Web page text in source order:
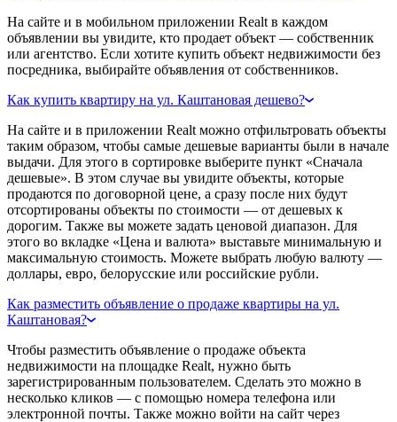
На сайте и в мобильном приложении Realt в каждом
объявлении вы увидите, кто продает объект — собственник
или агентство. Если хотите купить объект недвижимости без
посредника, выбирайте объявления от собственников.
Как купить квартиру на ул. Каштановая дешево?
На сайте и в приложении Realt можно отфильтровать объекты
таким образом, чтобы самые дешевые варианты были в начале
выдачи. Для этого в сортировке выберите пункт «Сначала
дешевые». В этом случае вы увидите объекты, которые
продаются по договорной цене, а сразу после них будут
отсортированы объекты по стоимости — от дешевых к
дорогим. Также вы можете задать ценовой диапазон. Для
этого во вкладке «Цена и валюта» выставьте минимальную и
максимальную стоимость. Можете выбрать любую валюту —
доллары, евро, белорусские или российские рубли.
Как разместить объявление о продаже квартиры на ул.
Каштановая?
Чтобы разместить объявление о продаже объекта
недвижимости на площадке Realt, нужно быть
зарегистрированным пользователем. Сделать это можно в
несколько кликов — с помощью номера телефона или
электронной почты. Также можно войти на сайт через